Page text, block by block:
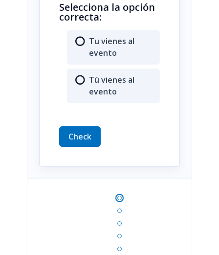
Selecciona la opción
correcta:
Tu vienes al
evento
Tú vienes al
evento
Check